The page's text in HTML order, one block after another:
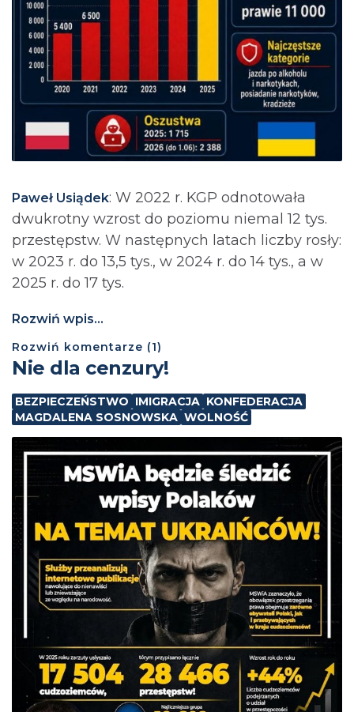
Paweł Usiądek: ⁨W 2022 r. KGP odnotowała
dwukrotny wzrost do poziomu niemal 12 tys.
przestępstw. W następnych latach liczby rosły:
w 2023 r. do 13,5 tys., w 2024 r. do 14 tys., a w
2025 r. do 17 tys.
Rozwiń wpis...
Rozwiń komentarze (1)
Nie dla cenzury!
BEZPIECZEŃSTWO IMIGRACJA KONFEDERACJA
MAGDALENA SOSNOWSKA WOLNOŚĆ